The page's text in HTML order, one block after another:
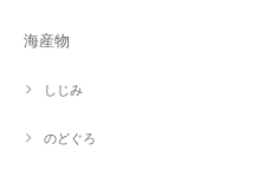
海産物
しじみ
のどぐろ